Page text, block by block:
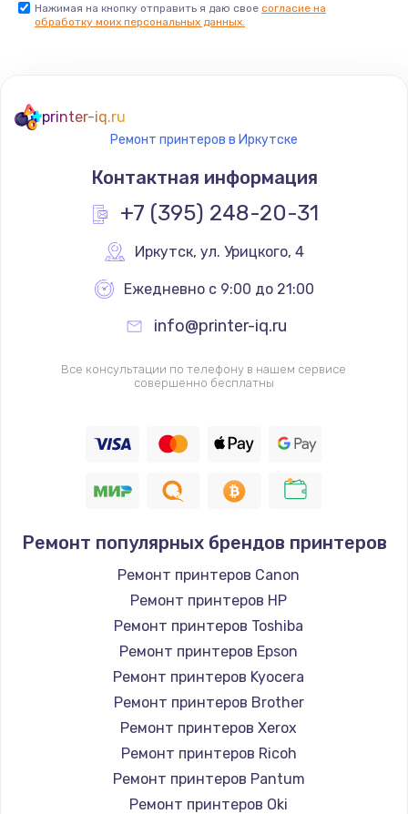
Нажимая на кнопку отправить я даю свое согласие на
обработку моих персональных данных.
printer-iq.ru
Ремонт принтеров в Иркутске
Контактная информация
+7 (395) 248-20-31
Иркутск, ул. Урицкого, 4
Ежедневно с 9:00 до 21:00
info@printer-iq.ru
Все консультации по телефону в нашем сервисе
совершенно бесплатны
Ремонт популярных брендов принтеров
Ремонт принтеров Canon
Ремонт принтеров HP
Ремонт принтеров Toshiba
Ремонт принтеров Epson
Ремонт принтеров Kyocera
Ремонт принтеров Brother
Ремонт принтеров Xerox
Ремонт принтеров Ricoh
Ремонт принтеров Pantum
Ремонт принтеров Oki